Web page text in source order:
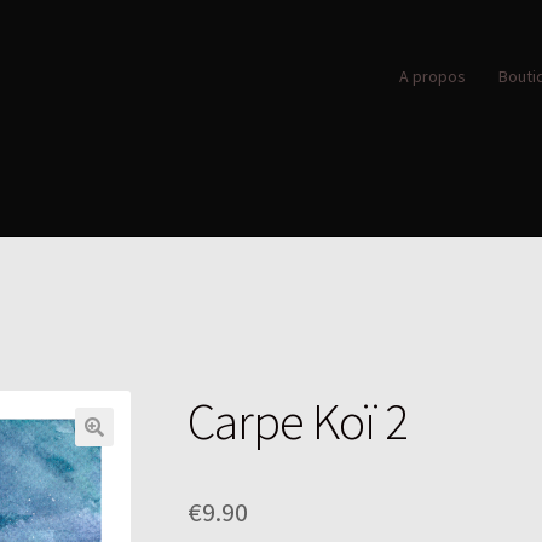
A propos
Carpe Koï 2
€9.90